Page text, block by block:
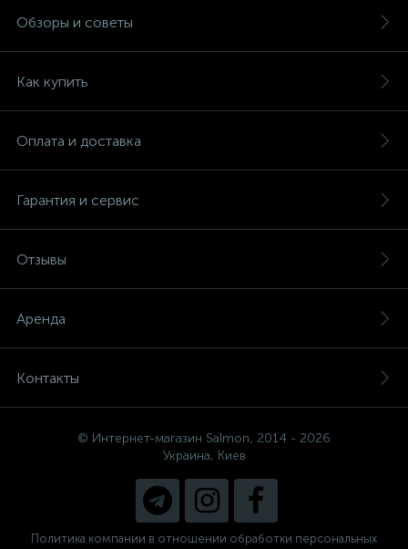
Обзоры и советы
Как купить
Оплата и доставка
Гарантия и сервис
Отзывы
Аренда
Контакты
© Интернет-магазин Salmon, 2014 - 2026
Украина, Киев
Политика компании в отношении обработки персональных